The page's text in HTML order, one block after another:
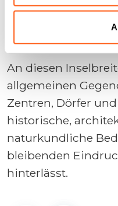
Duft der Geschichte
Die
An diesen
allgemeinen
Zentren, Dörfer
historische,
naturkundliche
bleibenden
hinterlässt.